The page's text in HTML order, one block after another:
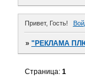
Привет, Гость!
»"РЕКЛАМА
Страница:1